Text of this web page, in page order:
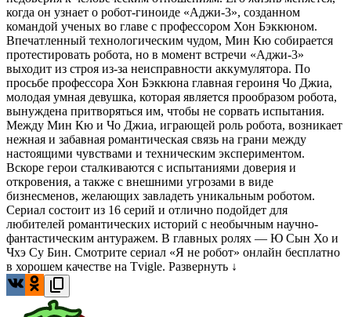
когда он узнает о робот-гиноиде «Аджи-3», созданном
командой ученых во главе с профессором Хон Бэккюном.
Впечатленный технологическим чудом, Мин Кю собирается
протестировать робота, но в момент встречи «Аджи-3»
выходит из строя из-за неисправности аккумулятора. По
просьбе профессора Хон Бэккюна главная героиня Чо Джиа,
молодая умная девушка, которая является прообразом робота,
вынуждена притворяться им, чтобы не сорвать испытания.
Между Мин Кю и Чо Джиа, играющей роль робота, возникает
нежная и забавная романтическая связь на грани между
настоящими чувствами и техническим экспериментом.
Вскоре герои сталкиваются с испытаниями доверия и
откровения, а также с внешними угрозами в виде
бизнесменов, желающих завладеть уникальным роботом.
Сериал состоит из 16 серий и отлично подойдет для
любителей романтических историй с необычным научно-
фантастическим антуражем. В главных ролях — Ю Сын Хо и
Чхэ Су Бин. Смотрите сериал «Я не робот» онлайн бесплатно
в хорошем качестве на Tvigle. Развернуть ↓